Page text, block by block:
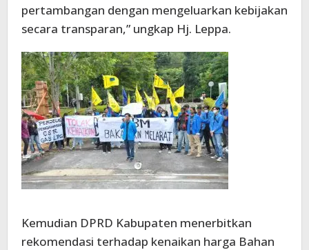
pertambangan dengan mengeluarkan kebijakan
secara transparan,” ungkap Hj. Leppa.
Kemudian DPRD Kabupaten menerbitkan
rekomendasi terhadap kenaikan harga Bahan